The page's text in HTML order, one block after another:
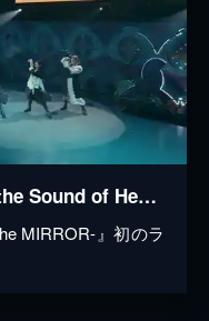
幻日のヨハネ -The Story of the Sound of Heart-
MIRROR-』初のラ